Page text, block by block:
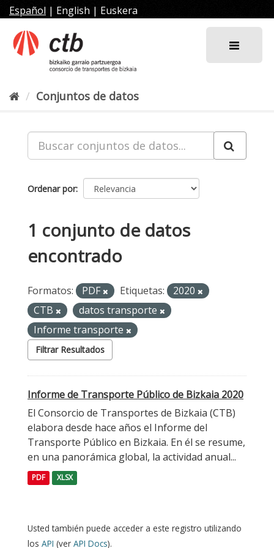
al
contenido
Español | English | Euskera
Conjuntos de datos
Ordenar por
1 conjunto de datos
encontrado
Formatos: PDF Etiquetas:
2020
CTB
datos transporte
Informe transporte
Filtrar Resultados
Informe de Transporte Público de Bizkaia 2020
El Consorcio de Transportes de Bizkaia (CTB)
elabora desde hace años el Informe del
Transporte Público en Bizkaia. En él se resume,
en una panorámica global, la actividad anual...
PDF XLSX
Usted también puede acceder a este registro utilizando
los API (ver API Docs).